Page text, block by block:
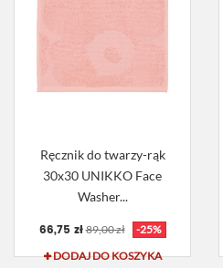
Ręcznik do twarzy-rąk
30x30 UNIKKO Face
Washer...
66,75 zł 89,00 zł
-25%
DODAJ DO KOSZYKA